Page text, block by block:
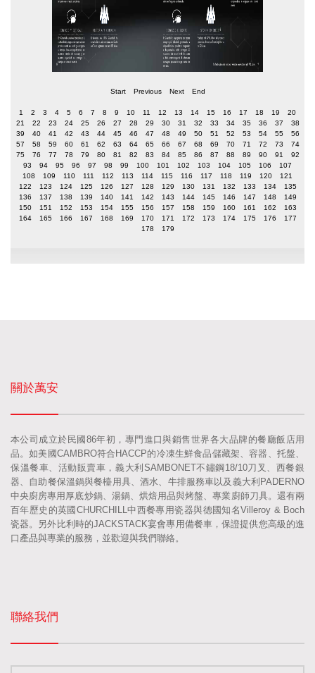
Start Previous Next End
1 2 3 4 5 6 7 8 9 10 11 12 13 14 15 16 17 18 19
20
21
22 23 24 25 26 27 28 29 30 31 32 33 34 35 36 37
38
39
40 41 42 43 44 45 46 47 48 49 50 51 52 53 54 55
56
57
58 59 60 61 62 63 64 65 66 67 68 69 70 71 72 73
74
75
76 77 78 79 80 81 82 83 84 85 86 87 88 89 90 91
92
93
94 95 96 97 98 99 100 101 102 103 104 105 106
107
108
109 110 111 112 113 114 115 116 117 118 119 120
121
122
123 124 125 126 127 128 129 130 131 132 133 134
135
136
137 138 139 140 141 142 143 144 145 146 147 148
149
150
151 152 153 154 155 156 157 158 159 160 161 162
163
164
165 166 167 168 169 170 171 172 173 174 175 176
177
178
179
關於萬安
本公司成立於民國86年初，專門進口與銷售世界各大品牌的餐廳飯店用
品。如美國CAMBRO符合HACCP的冷凍生鮮食品儲藏架、容器、托盤、
保溫餐車、活動販賣車，義大利SAMBONET不鏽鋼18/10刀叉、西餐銀
器、自助餐保溫鍋與餐檯用具、酒水、牛排服務車以及義大利PADERNO
中央廚房專用厚底炒鍋、湯鍋、烘焙用品與烤盤、專業廚師刀具。還有兩
百年歷史的英國CHURCHILL中西餐專用瓷器與德國知名Villeroy & Boch
瓷器。另外比利時的JACKSTACK宴會專用備餐車，保證提供您高級的進
口產品與專業的服務，並歡迎與我們聯絡。
聯絡我們